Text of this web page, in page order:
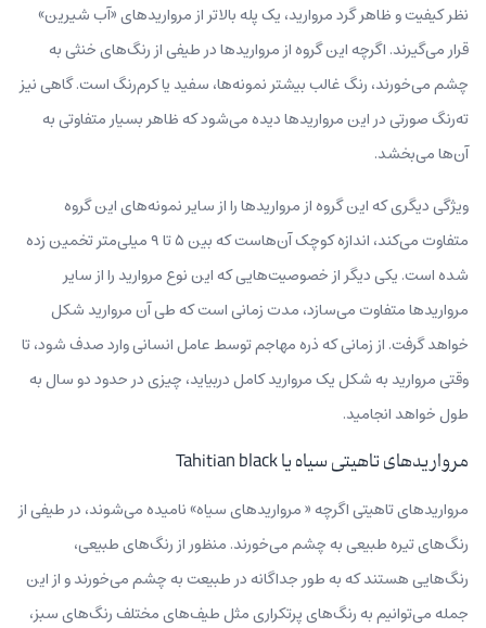
نظر کیفیت و ظاهر گرد مروارید، یک پله بالاتر از مرواریدهای «آب شیرین»
قرار می‌گیرند. اگرچه این گروه از مرواریدها در طیفی از رنگ‌های خنثی به
چشم می‌خورند، رنگ غالب بیشتر نمونه‌ها، سفید یا کرم‌رنگ است. گاهی نیز
ته‌رنگ صورتی در این مرواریدها دیده می‌شود که ظاهر بسیار متفاوتی به
آن‌ها می‌بخشد.
ویژگی دیگری که این گروه از مرواریدها را از سایر نمونه‌های این گروه
متفاوت می‌کند، اندازه کوچک آن‌هاست که بین ۵ تا ۹ میلی‌متر تخمین زده
شده است. یکی دیگر از خصوصیت‌هایی که این نوع مروارید را از سایر
مرواریدها متفاوت می‌سازد، مدت زمانی‌ است که طی آن مروارید شکل
خواهد گرفت. از زمانی که ذره مهاجم توسط عامل انسانی وارد صدف شود، تا
وقتی مروارید به شکل یک مروارید کامل دربیاید، چیزی در حدود دو سال به
طول خواهد انجامید.
مرواریدهای تاهیتی سیاه یا Tahitian black
مرواریدهای تاهیتی اگرچه « مرواریدهای سیاه» نامیده می‌شوند، در طیفی از
رنگ‌های تیره طبیعی به چشم می‌خورند. منظور از رنگ‌های طبیعی،
رنگ‌هایی هستند که به طور جداگانه در طبیعت به چشم می‌خورند و از این
جمله می‌توانیم به رنگ‌های پرتکراری مثل طیف‌های مختلف رنگ‌های سبز،